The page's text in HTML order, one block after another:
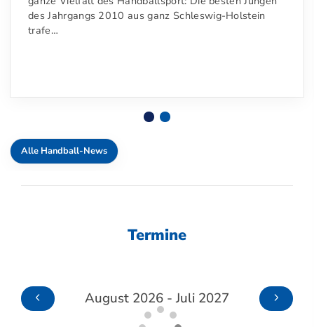
des Jahrgangs 2010 aus ganz Schleswig-Holstein
trafe…
Alle Handball-News
Termine
August 2026 - Juli 2027